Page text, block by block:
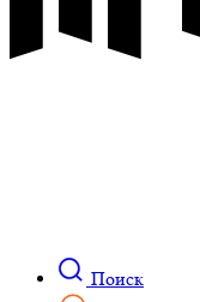
Поиск